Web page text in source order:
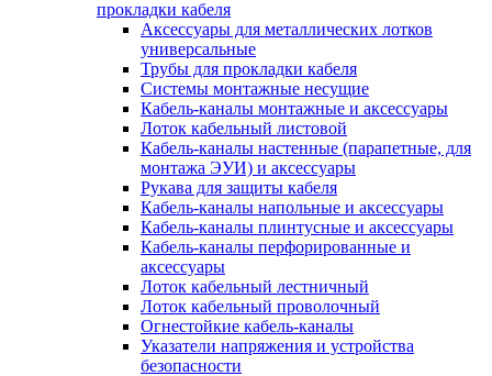
прокладки кабеля
Аксессуары для металлических лотков
универсальные
Трубы для прокладки кабеля
Системы монтажные несущие
Кабель-каналы монтажные и аксессуары
Лоток кабельный листовой
Кабель-каналы настенные (парапетные, для
монтажа ЭУИ) и аксессуары
Рукава для защиты кабеля
Кабель-каналы напольные и аксессуары
Кабель-каналы плинтусные и аксессуары
Кабель-каналы перфорированные и
аксессуары
Лоток кабельный лестничный
Лоток кабельный проволочный
Огнестойкие кабель-каналы
Указатели напряжения и устройства
безопасности